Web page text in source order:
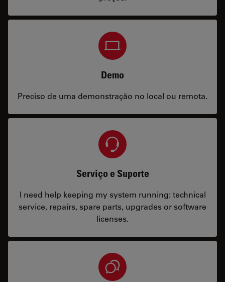
Demo
Preciso de uma demonstração no local ou remota.
Serviço e Suporte
I need help keeping my system running: technical
service, repairs, spare parts, upgrades or software
licenses.